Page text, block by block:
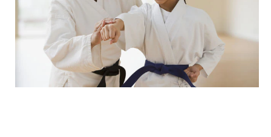
SUSCRIBITE